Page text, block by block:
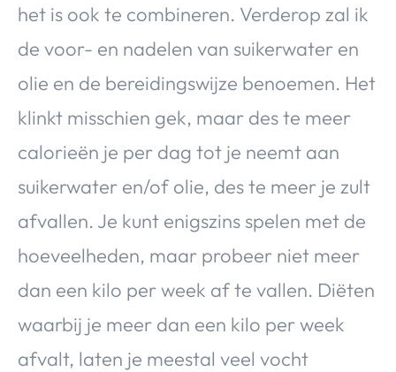
het is ook te combineren. Verderop zal ik
de voor- en nadelen van suikerwater en
olie en de bereidingswijze benoemen. Het
klinkt misschien gek, maar des te meer
calorieën je per dag tot je neemt aan
suikerwater en/of olie, des te meer je zult
afvallen. Je kunt enigszins spelen met de
hoeveelheden, maar probeer niet meer
dan een kilo per week af te vallen. Diëten
waarbij je meer dan een kilo per week
afvalt, laten je meestal veel vocht